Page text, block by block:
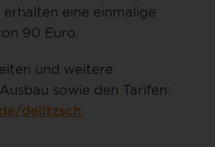
eine einmalige
90 Euro.
und weitere
sowie den Tarifen:
delitzsch